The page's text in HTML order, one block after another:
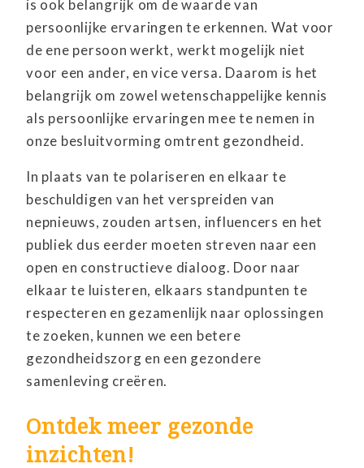
is ook belangrijk om de waarde van
persoonlijke ervaringen te erkennen. Wat voor
de ene persoon werkt, werkt mogelijk niet
voor een ander, en vice versa. Daarom is het
belangrijk om zowel wetenschappelijke kennis
als persoonlijke ervaringen mee te nemen in
onze besluitvorming omtrent gezondheid.
In plaats van te polariseren en elkaar te
beschuldigen van het verspreiden van
nepnieuws, zouden artsen, influencers en het
publiek dus eerder moeten streven naar een
open en constructieve dialoog. Door naar
elkaar te luisteren, elkaars standpunten te
respecteren en gezamenlijk naar oplossingen
te zoeken, kunnen we een betere
gezondheidszorg en een gezondere
samenleving creëren.
Ontdek meer gezonde
inzichten!